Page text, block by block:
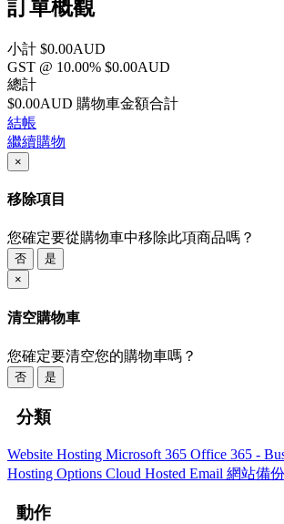
訂單概觀
小計 $0.00AUD
GST @ 10.00% $0.00AUD
總計
$0.00AUD 購物車金額合計
結帳
繼續購物
×
移除項目
您確定要從購物車中移除此項商品嗎？
否
是
×
清空購物車
您確定要清空您的購物車嗎？
否 是
分類
Website Hosting Microsoft 365 Office 365 -
Hosting Options Cloud Hosted Email 網站備份
動作